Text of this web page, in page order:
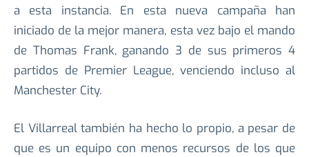
El Tottenham viene de tener una temporada
espantosa en Premier League, pero con todo y eso
ganaron la Europa League y consiguieron su boleto
a esta instancia. En esta nueva campaña han
iniciado de la mejor manera, esta vez bajo el mando
partidos de Premier League, venciendo incluso al
Manchester City.